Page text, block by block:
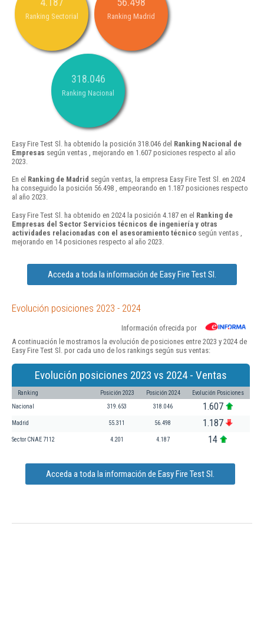
Ranking Sectorial Ranking Madrid
318.046
Ranking Nacional
Easy Fire Test Sl. ha obtenido la posición 318.046 del Ranking Nacional de
Empresas según ventas , mejorando en 1.607 posiciones respecto al año
2023.
En el Ranking de Madrid según ventas, la empresa Easy Fire Test Sl. en 2024
ha conseguido la posición 56.498 , empeorando en 1.187 posiciones respecto
al año 2023.
Easy Fire Test Sl. ha obtenido en 2024 la posición 4.187 en el Ranking de
Empresas del Sector Servicios técnicos de ingeniería y otras
actividades relacionadas con el asesoramiento técnico según ventas ,
mejorando en 14 posiciones respecto al año 2023.
Acceda a toda la información de Easy Fire Test Sl.
Evolución posiciones 2023 - 2024
Información ofrecida por
A continuación le mostramos la evolución de posiciones entre 2023 y 2024 de
Easy Fire Test Sl. por cada uno de los rankings según sus ventas:
Evolución posiciones 2023 vs 2024 - Ventas
Ranking Posición 2023 Posición 2024 Evolución Posiciones
Nacional 319.653 318.046 1.607
Madrid 55.311 56.498 1.187
Sector CNAE 7112 4.201 4.187 14
Acceda a toda la información de Easy Fire Test Sl.